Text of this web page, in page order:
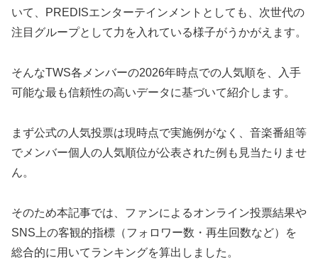
いて、
PREDISエンターテインメントとしても、次世代の
注目グループとして力を入れている様子がうかがえます。
そんなTWS各メンバーの2026年時点での人気順を、入手
可能な最も信頼性の高いデータに基づいて紹介します。
まず公式の人気投票は現時点で実施例がなく、音楽番組等
でメンバー個人の人気順位が公表された例も見当たりませ
ん。
そのため本記事では、ファンによるオンライン投票結果や
SNS上の客観的指標（フォロワー数・再生回数など）を
総合的に用いてランキングを算出しました。​